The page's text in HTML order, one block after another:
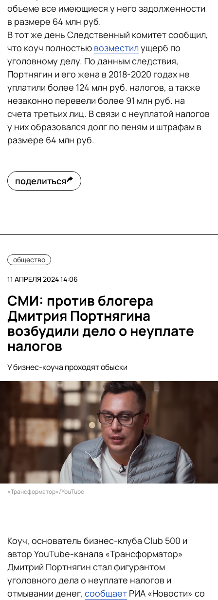
объеме все имеющиеся у него задолженности
в размере 64 млн руб.
В тот же день Следственный комитет сообщил,
что коуч полностью возместилущерб по
уголовному делу. По данным следствия,
Портнягин и его жена в 2018-2020 годах не
уплатили более 124 млн руб. налогов, а также
незаконно перевели более 91 млн руб. на
счета третьих лиц. В связи с неуплатой налогов
у них образовался долг по пеням и штрафам в
размере 64 млн руб.
поделиться
общество
11 АПРЕЛЯ 2024 14:06
СМИ: против блогера
Дмитрия Портнягина
возбудили дело о неуплате
налогов
У бизнес-коуча проходят обыски
«Трансформатор»/YouTube
Коуч, основатель бизнес-клуба Club 500 и
автор YouTube-канала «Трансформатор»
Дмитрий Портнягин стал фигурантом
уголовного дела о неуплате налогов и
отмывании денег, сообщает РИА «Новости» со